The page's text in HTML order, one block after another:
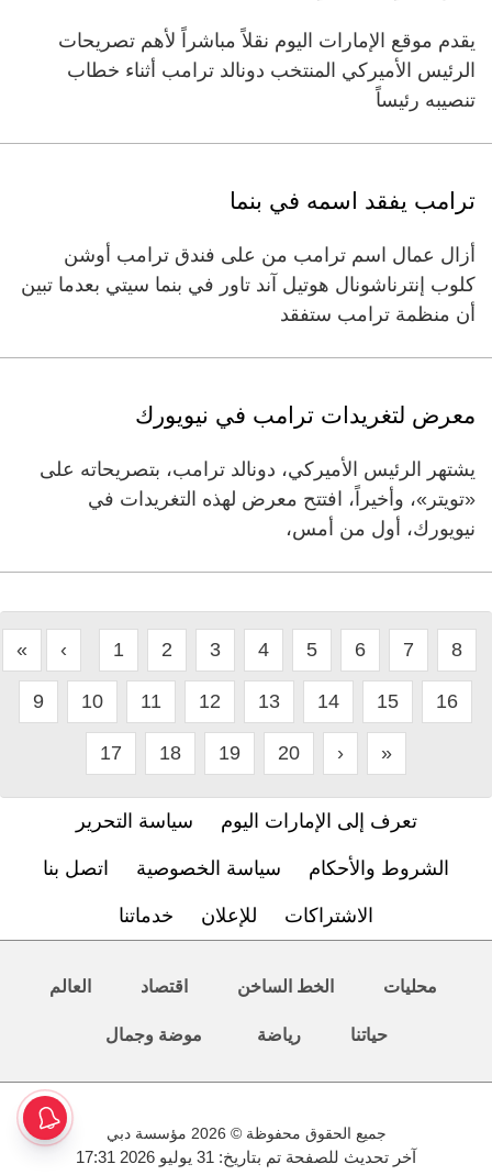
يقدم موقع الإمارات اليوم نقلاً مباشراً لأهم تصريحات
الرئيس الأميركي المنتخب دونالد ترامب أثناء خطاب
تنصيبه رئيساً
ترامب يفقد اسمه في بنما
أزال عمال اسم ترامب من على فندق ترامب أوشن
كلوب إنترناشونال هوتيل آند تاور في بنما سيتي بعدما تبين
أن منظمة ترامب ستفقد
معرض لتغريدات ترامب في نيويورك
يشتهر الرئيس الأميركي، دونالد ترامب، بتصريحاته على
«تويتر»، وأخيراً، افتتح معرض لهذه التغريدات في
نيويورك، أول من أمس،
« ‹ 1 2 3 4 5 6 7 8
9 10 11 12 13 14 15 16
17 18 19 20 › »
تعرف إلى الإمارات اليوم سياسة التحرير
الشروط والأحكام سياسة الخصوصية اتصل بنا
الاشتراكات للإعلان خدماتنا
محليات الخط الساخن اقتصاد العالم
حياتنا رياضة موضة وجمال
جميع الحقوق محفوظة © 2026 مؤسسة دبي
آخر تحديث للصفحة تم بتاريخ: 31 يوليو 2026 17:31